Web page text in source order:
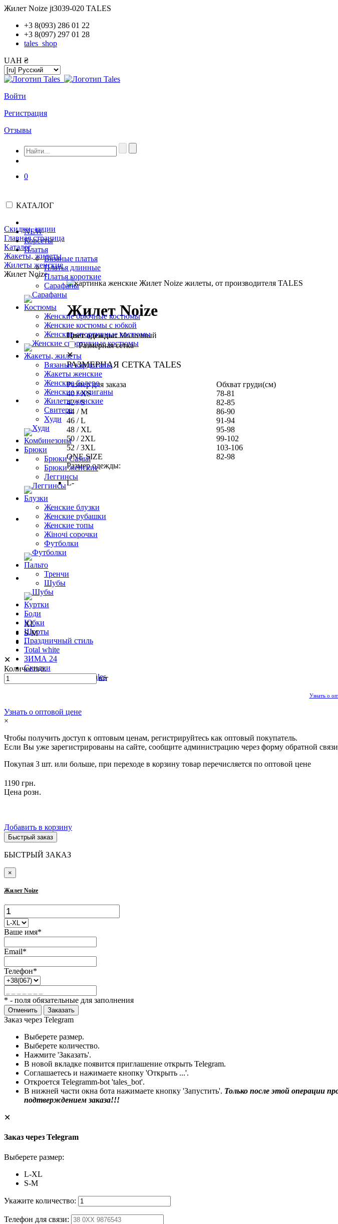
Жилет Noize jt3039-020 TALES
+3 8(093) 286 01 22
+3 8(097) 297 01 28
tales_shop
UAH ₴
Войти
Регистрация
Отзывы
0
КАТАЛОГ
NEW
Корсеты
Платья
Вязаные платья
Платья длинные
Платья короткие
Сарафаны
Костюмы
Женские брючные костюмы
Женские костюмы с юбкой
Женские спортивные костюмы
Жакеты, жилеты
Вязаные кардиганы
Жакеты женские
Женские болеро
Женские кардиганы
Жилеты женские
Свитера
Худи
Комбинезоны
Брюки
Брюки Casual
Брюки женские
Леггинсы
Блузки
Женские блузки
Женские рубашки
Женские топы
Жіночі сорочки
Футболки
Пальто
Тренчи
Шубы
Куртки
Боди
Юбки
Шорты
Праздничный стиль
Total white
ЗИМА 24
Скидки
История моды ТМ Tales
Скидки, акции
Главная страница
Каталог
Жакеты, жилеты
Жилеты женские
Жилет Noize
Жилет Noize
Цвет одежды:Молочный
Размерная сетка
✕
РАЗМЕРНАЯ СЕТКА TALES
Размер для заказа Обхват груди(см)
40 / XS
78-81
42 / S
82-85
44 / M
86-90
46 / L
91-94
48 / XL
95-98
50 / 2XL
99-102
52 / 3XL
103-106
ONE SIZE
82-98
Размер одежды:
L-
XL
S-M
-
✕
Количество:
шт
Узнать о
Узнать о оптовой цене
×
Чтобы получить доступ к оптовым ценам, регистрируйтесь как оптовый покупатель.
Если Вы уже зарегистрированы на сайте, сообщите администрацию через форму обратной
Покупая 3 шт. или больше, при переходе в корзину товар перечисляется по оптовой цене
1190 грн.
Цена розн.
Добавить в корзину
Быстрый заказ
БЫСТРЫЙ ЗАКАЗ
×
Жилет Noize
Ваше имя*
Email*
Телефон*
* - поля обязательные для заполнения
Отменить Заказать
Заказ через Telegram
Выберете размер.
Выберете количество.
Нажмите 'Заказать'.
В новой вкладке появится приглашение открыть Telegram.
Соглашаетесь и нажимаете кнопку 'Открыть ...'.
Откроется Telegramm-bot 'tales_bot'.
В нижней части окна бота нажимаете кнопку 'Запустить'. Только после этой операции
подтверждением заказа!!!
✕
Заказ через Telegram
Выберете размер:
L-XL
S-M
Укажите количество:
Телефон для связи: